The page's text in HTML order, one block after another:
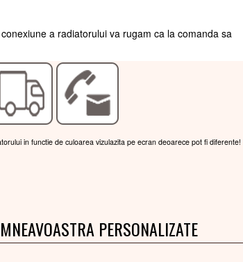
a radiatorului va rugam ca la comanda sa
in functie de culoarea vizulazita pe ecran deoarece pot fi diferente!
PERSONALIZATE